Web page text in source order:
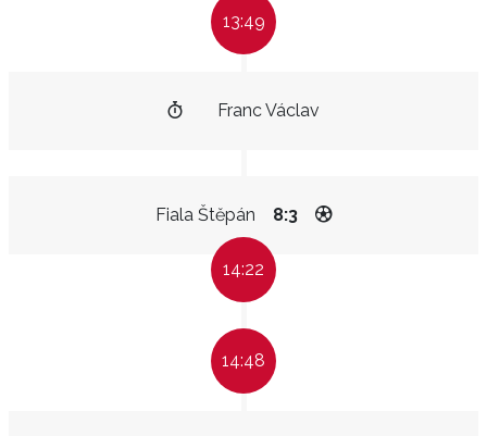
13:49
Franc Václav
Fiala Štěpán 8:3
14:22
14:48